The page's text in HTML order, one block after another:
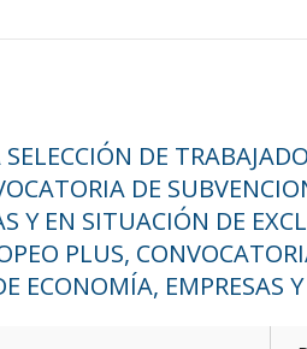
DE
DE
Y EN SITUACIÓN DE
PLUS,
ECONOMÍA, EMPRESAS